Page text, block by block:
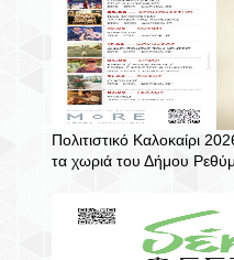
Πολιτιστικό Καλοκαίρι
τα χωριά του Δήμου